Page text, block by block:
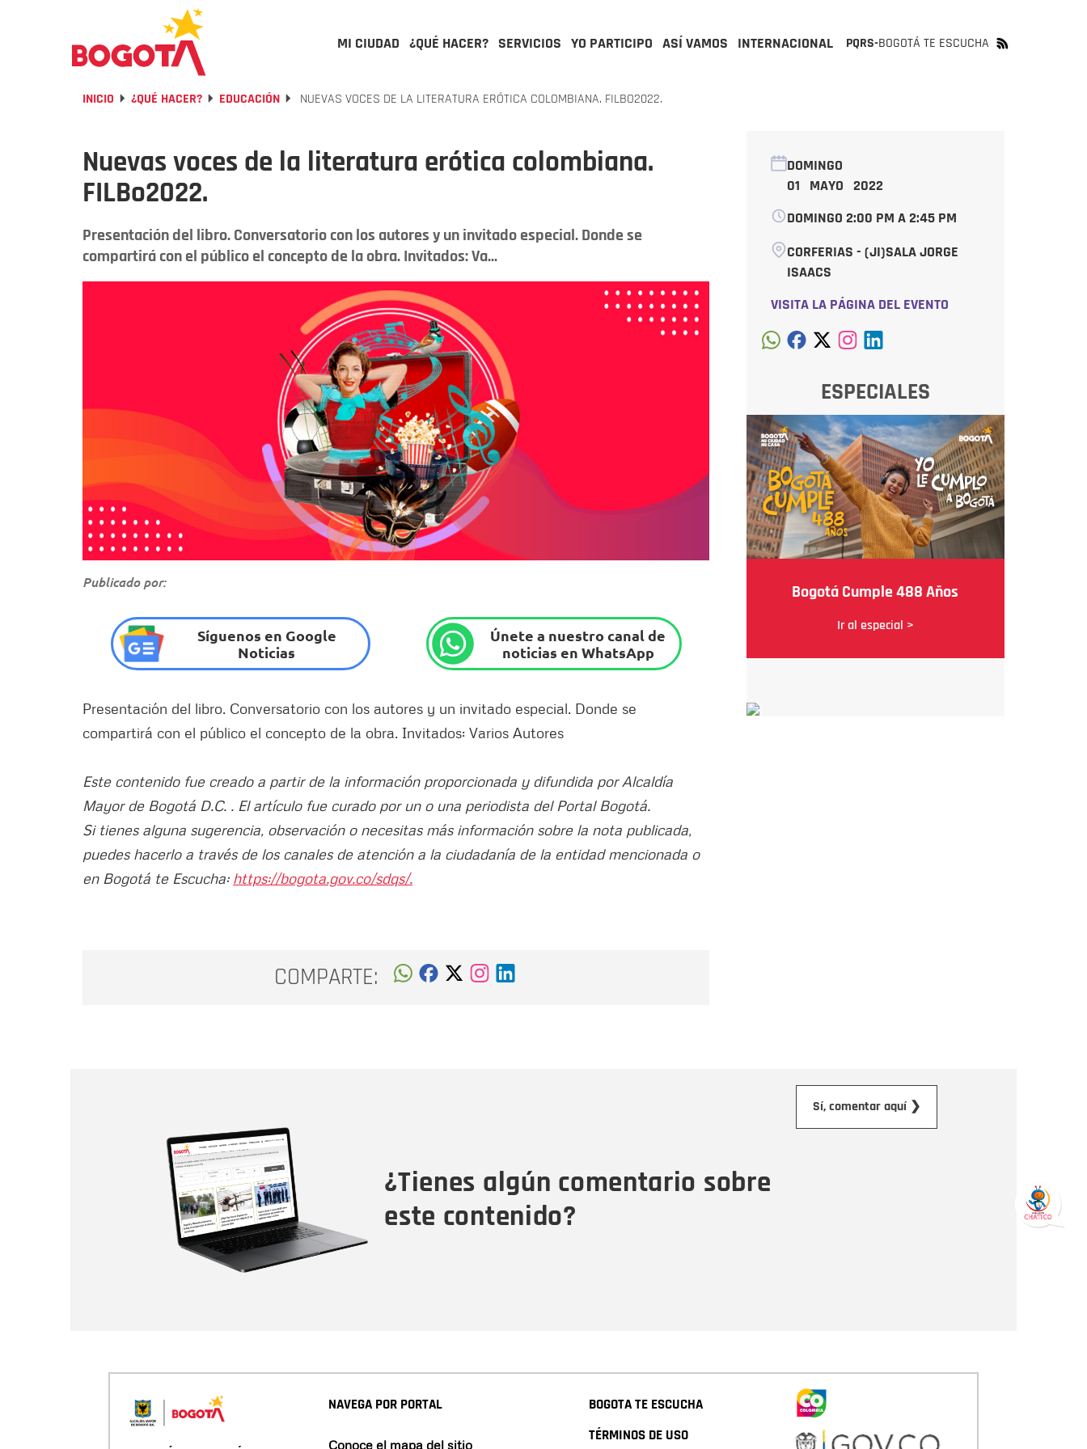
MI CIUDAD ¿QUÉ HACER? SERVICIOS YO PARTICIPO ASÍ VAMOS INTERNACIONAL PQRS-BOGOTÁ TE ESCUCHA
INICIO ¿QUÉ HACER? EDUCACIÓN NUEVAS VOCES DE LA LITERATURA ERÓTICA COLOMBIANA. FILBO2022.
Nuevas voces de la literatura erótica colombiana.
FILBo2022.
Presentación del libro. Conversatorio con los autores y un invitado especial. Donde se
compartirá con el público el concepto de la obra. Invitados: Va...
Publicado por:
Síguenos en Google
Noticias
Únete a nuestro canal de
noticias en WhatsApp
Presentación del libro. Conversatorio con los autores y un invitado especial. Donde se
compartirá con el público el concepto de la obra. Invitados: Varios Autores
Este contenido fue creado a partir de la información proporcionada y difundida por Alcaldía
Mayor de Bogotá D.C. . El artículo fue curado por un o una periodista del Portal Bogotá.
Si tienes alguna sugerencia, observación o necesitas más información sobre la nota publicada,
puedes hacerlo a través de los canales de atención a la ciudadanía de la entidad mencionada o
en Bogotá te Escucha: https://bogota.gov.co/sdqs/.
COMPARTE:
DOMINGO
01 MAYO 2022
DOMINGO 2:00 PM A 2:45 PM
CORFERIAS - (JI)SALA JORGE
ISAACS
VISITA LA PÁGINA DEL EVENTO
ESPECIALES
Bogotá Cumple 488 Años
Ir al especial >
¿Tienes algún comentario sobre
este contenido?
Sí, comentar aquí ❯
NAVEGA POR PORTAL
Conoce el mapa del sitio
BOGOTA TE ESCUCHA
TÉRMINOS DE USO